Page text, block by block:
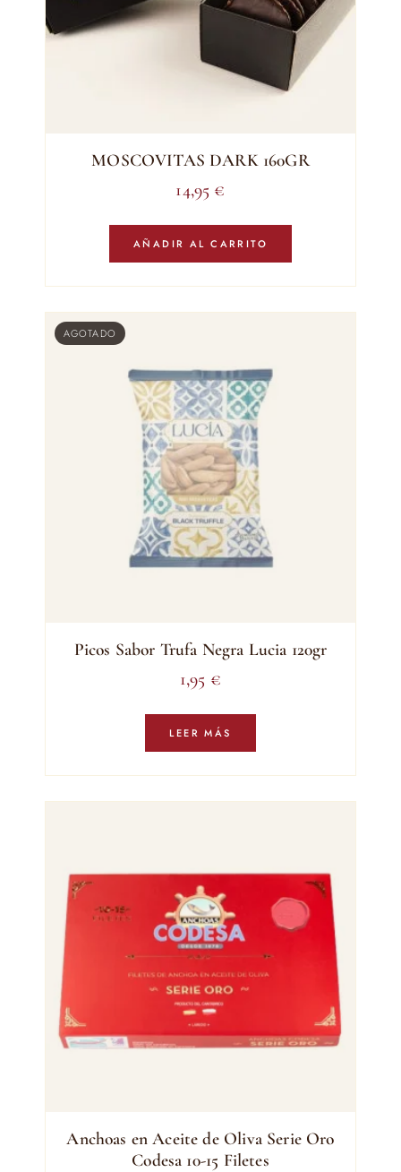
MOSCOVITAS DARK 160GR
14,95 €
AÑADIR AL CARRITO
AGOTADO
Picos Sabor Trufa Negra Lucia 120gr
1,95 €
LEER MÁS
Anchoas en Aceite de Oliva Serie Oro
Codesa 10-15 Filetes